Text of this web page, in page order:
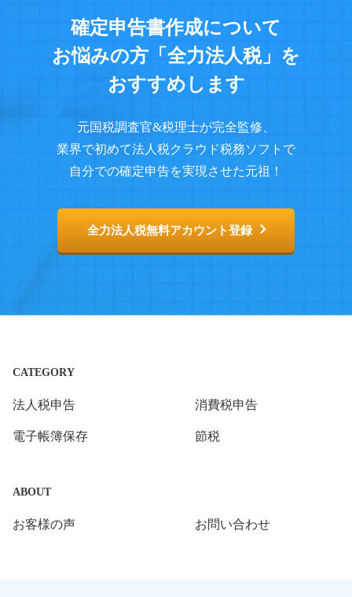
確定申告書作成について
お悩みの方 「全力法人税」を
おすすめします
元国税調査官&税理士が完全監修、
業界で初めて法人税クラウド税務ソフトで
自分での確定申告を実現させた元祖！
全力法人税無料アカウント登録
CATEGORY
法人税申告 消費税申告
電子帳簿保存 節税
ABOUT
お客様の声 お問い合わせ